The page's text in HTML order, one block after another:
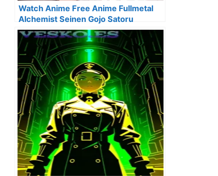
Watch Anime Free Anime Fullmetal
Alchemist Seinen Gojo Satoru